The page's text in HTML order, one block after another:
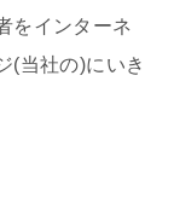
をインターネ
(当社の)にいき